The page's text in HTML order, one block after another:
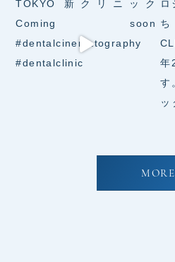
MORE